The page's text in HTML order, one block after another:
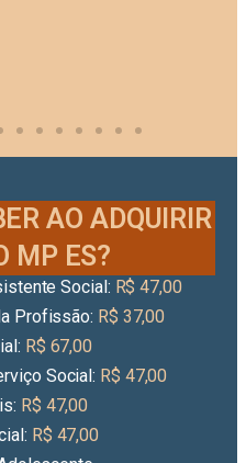
AO ADQUIRIR
MP ES?
Social: R$ 47,00
Profissão: R$ 37,00
R$ 67,00
Social: R$ 47,00
R$ 47,00
R$ 47,00